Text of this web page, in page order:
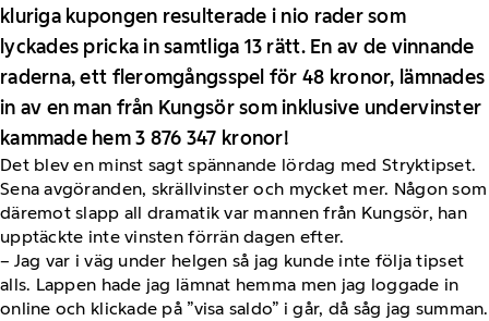
kluriga kupongen resulterade i nio rader som
lyckades pricka in samtliga 13 rätt. En av de vinnande
raderna, ett fleromgångsspel för 48 kronor, lämnades
in av en man från Kungsör som inklusive undervinster
kammade hem 3 876 347 kronor!
Det blev en minst sagt spännande lördag med Stryktipset.
Sena avgöranden, skrällvinster och mycket mer. Någon som
däremot slapp all dramatik var mannen från Kungsör, han
upptäckte inte vinsten förrän dagen efter.
– Jag var i väg under helgen så jag kunde inte följa tipset
alls. Lappen hade jag lämnat hemma men jag loggade in
online och klickade på ”visa saldo” i går, då såg jag summan.